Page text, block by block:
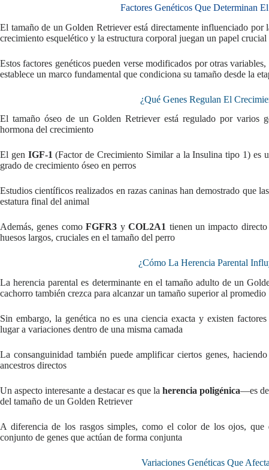
Factores Genéticos Que Determinan
El tamaño de un Golden Retriever está directamente influenciado por
crecimiento esquelético y la estructura corporal juegan un papel
Estos factores genéticos pueden verse modificados por otras
establece un marco fundamental que condiciona su tamaño desde la
¿Qué Genes Regulan El
El tamaño óseo de un Golden Retriever está regulado por varios
hormona del crecimiento
El gen IGF-1 (Factor de Crecimiento Similar a la Insulina tipo 1) es
grado de crecimiento óseo en perros
Estudios científicos realizados en razas caninas han demostrado que
estatura final del animal
Además, genes comoFGFR3 yCOL2A1 tienen un impacto
huesos largos, cruciales en el tamaño del perro
¿Cómo La Herencia Parental
La herencia parental es determinante en el tamaño adulto de un
cachorro también crezca para alcanzar un tamaño superior al promedio
Sin embargo, la genética no es una ciencia exacta y existen
lugar a variaciones dentro de una misma camada
La consanguinidad también puede amplificar ciertos genes,
ancestros directos
Un aspecto interesante a destacar es que laherencia poligénica—es
del tamaño de un Golden Retriever
A diferencia de los rasgos simples, como el color de los ojos,
conjunto de genes que actúan de forma conjunta
Variaciones Genéticas Que